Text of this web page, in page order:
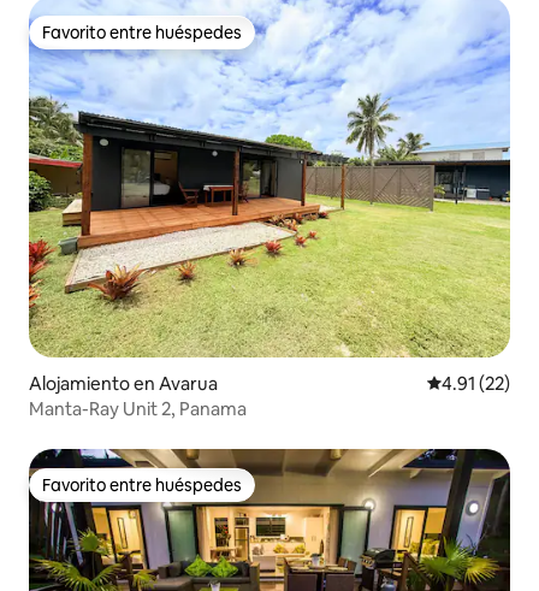
Favorito entre huéspedes
Favorito entre huéspedes
Alojamiento en Avarua Calificación
4.91 (22)
Manta-Ray Unit 2, Panama
Favorito entre huéspedes
Favorito entre huéspedes